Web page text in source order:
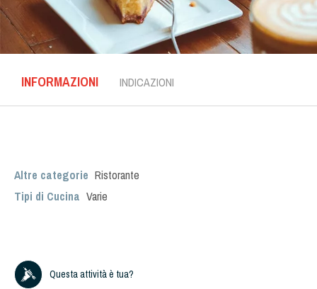
INFORMAZIONI INDICAZIONI
Altre categorie Ristorante
Tipi di Cucina Varie
Questa attività è tua?